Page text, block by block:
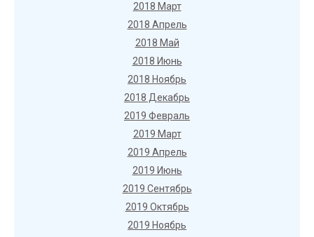
2018 Март
2018 Апрель
2018 Май
2018 Июнь
2018 Ноябрь
2018 Декабрь
2019 Февраль
2019 Март
2019 Апрель
2019 Июнь
2019 Сентябрь
2019 Октябрь
2019 Ноябрь